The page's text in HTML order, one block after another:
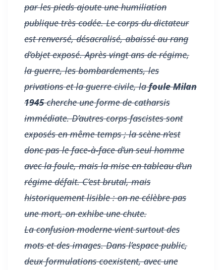
par les pieds ajoute une humiliation
publique très codée. Le corps du dictateur
est renversé, désacralisé, abaissé au rang
d’objet exposé. Après vingt ans de régime,
la guerre, les bombardements, les
privations et la guerre civile, lafoule Milan
1945cherche une forme de catharsis
immédiate. D’autres corps fascistes sont
exposés en même temps ; la scène n’est
donc pas le face-à-face d’un seul homme
avec la foule, mais la mise en tableau d’un
régime défait. C’est brutal, mais
historiquement lisible : on ne célèbre pas
une mort, on exhibe une chute.
La confusion moderne vient surtout des
mots et des images. Dans l’espace public,
deux formulations coexistent, avec une